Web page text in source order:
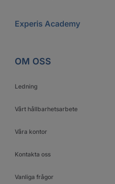
Experis Academy
OM OSS
Ledning
Vårt hållbarhetsarbete
Våra kontor
Kontakta oss
Vanliga frågor